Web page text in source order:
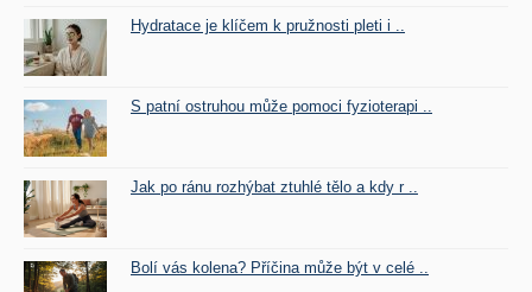
Hydratace je klíčem k pružnosti pleti i ..
S patní ostruhou může pomoci fyzioterapi ..
Jak po ránu rozhýbat ztuhlé tělo a kdy r ..
Bolí vás kolena? Příčina může být v celé ..